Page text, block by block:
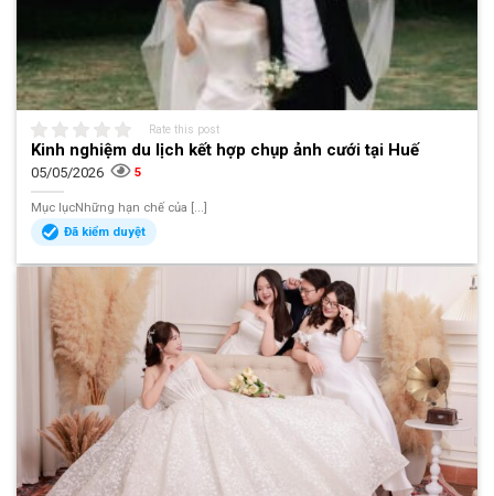
Rate this post
Kinh nghiệm du lịch kết hợp chụp ảnh cưới tại Huế
05/05/2026 5
Mục lụcNhững hạn chế của [...]
Đã kiểm duyệt